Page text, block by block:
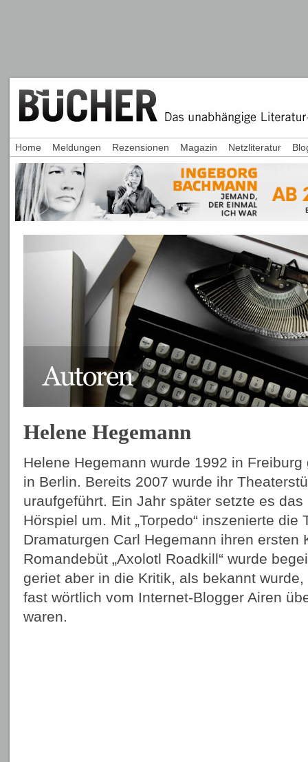
Helene Hegemann
Helene Hegemann wurde 1992 in
in Berlin. Bereits 2007 wurde ihr
uraufgeführt. Ein Jahr später setzte es
Hörspiel um. Mit „Torpedo“ inszenierte die
Dramaturgen Carl Hegemann ihren ersten
Romandebüt „Axolotl Roadkill“ wurde
geriet aber in die Kritik, als bekannt
fast wörtlich vom Internet-Blogger Airen
waren.
Home Meldungen Rezensionen Magazin Netzliteratur